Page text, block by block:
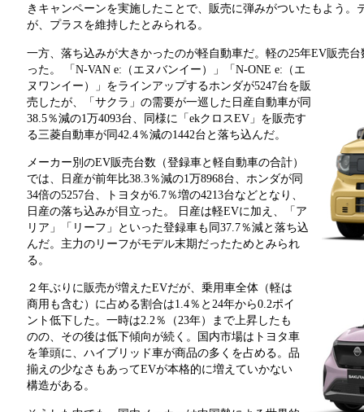
きキャンペーンを実施したことで、販売に弾みがついたもよう
が、プラスを維持したとみられる。
一方、落ち込みが大きかったのが軽自動車だ。軽の25年EV販売
った。
「N-VAN e:（エヌバンイー）」「N-ONE e:（エ
ヌワンイー）」をラインアップするホンダが5247台を販
売したが、「サクラ」の需要が一巡した日産自動車が同
38.5％減の1万4093台、同様に「ekクロスEV」を販売す
る三菱自動車が同42.4％減の1442台と落ち込んだ。
メーカー別のEV販売台数（登録車と軽自動車の合計）
では、日産が前年比38.3％減の1万8968台、ホンダが同
34倍の5257台、トヨタが6.7％増の4213台などとなり、
日産の落ち込みが目立った。 日産は軽EVに加え、「ア
リア」「リーフ」といった登録車も同37.7％減と落ち込
んだ。主力のリーフがモデル末期だったためとみられ
る。
２年ぶりに販売が増えたEVだが、乗用車全体（軽は
商用も含む）に占める割合は1.4％と24年から0.2ポイ
ント低下した。一時は2.2％（23年）まで上昇したも
のの、その後は低下傾向が続く。国内市場はトヨタ車
を筆頭に、ハイブリッド車が商品の多くを占める。品
揃えの少なさもあってEVが本格的に増えていかない
構造がある。